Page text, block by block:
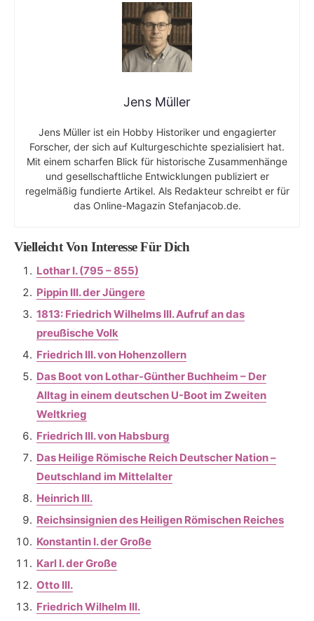
Jens Müller
Jens Müller ist ein Hobby Historiker und engagierter
Forscher, der sich auf Kulturgeschichte spezialisiert hat.
Mit einem scharfen Blick für historische Zusammenhänge
und gesellschaftliche Entwicklungen publiziert er
regelmäßig fundierte Artikel. Als Redakteur schreibt er für
das Online-Magazin Stefanjacob.de.
Vielleicht Von Interesse Für Dich
Lothar I. (795 – 855)
Pippin III. der Jüngere
1813: Friedrich Wilhelms III. Aufruf an das
preußische Volk
Friedrich III. von Hohenzollern
Das Boot von Lothar-Günther Buchheim – Der
Alltag in einem deutschen U-Boot im Zweiten
Weltkrieg
Friedrich III. von Habsburg
Das Heilige Römische Reich Deutscher Nation –
Deutschland im Mittelalter
Heinrich III.
Reichsinsignien des Heiligen Römischen Reiches
Konstantin I. der Große
Karl I. der Große
Otto III.
Friedrich Wilhelm III.